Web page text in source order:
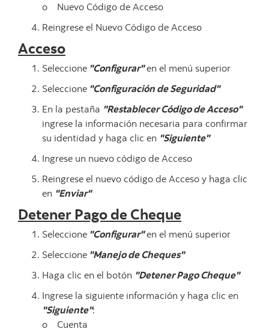
o Nuevo Código de Acceso
Reingrese el Nuevo Código de Acceso
Acceso
Seleccione "Configurar"en el menú superior
Seleccione "Configuración de Seguridad"
En la pestaña "Restablecer Código de Acceso"
ingrese la información necesaria para confirmar
su identidad y haga clic en "Siguiente"
Ingrese un nuevo código de Acceso
Reingrese el nuevo código de Acceso y haga clic
en "Enviar"
Detener Pago de Cheque
Seleccione "Configurar"en el menú superior
Seleccione "Manejo de Cheques"
Haga clic en el botón "Detener Pago Cheque"
Ingrese la siguiente información y haga clic en
"Siguiente":
o Cuenta